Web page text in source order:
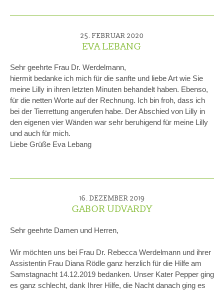
25. FEBRUAR 2020
EVA LEBANG
Sehr geehrte Frau Dr. Werdelmann,
hiermit bedanke ich mich für die sanfte und liebe Art wie Sie
meine Lilly in ihren letzten Minuten behandelt haben. Ebenso,
für die netten Worte auf der Rechnung. Ich bin froh, dass ich
bei der Tierrettung angerufen habe. Der Abschied von Lilly in
den eigenen vier Wänden war sehr beruhigend für meine Lilly
und auch für mich.
Liebe Grüße Eva Lebang
16. DEZEMBER 2019
GABOR UDVARDY
Sehr geehrte Damen und Herren,
Wir möchten uns bei Frau Dr. Rebecca Werdelmann und ihrer
Assistentin Frau Diana Rödle ganz herzlich für die Hilfe am
Samstagnacht 14.12.2019 bedanken. Unser Kater Pepper ging
es ganz schlecht, dank Ihrer Hilfe, die Nacht danach ging es